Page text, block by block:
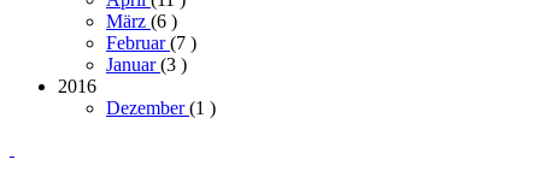
März (6 )
Februar(7 )
Januar(3 )
2016
Dezember(1 )